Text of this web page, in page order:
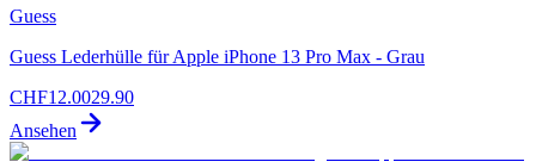
Guess
Guess Lederhülle für Apple iPhone 13 Pro Max - Grau
CHF12.0029.90
Ansehen